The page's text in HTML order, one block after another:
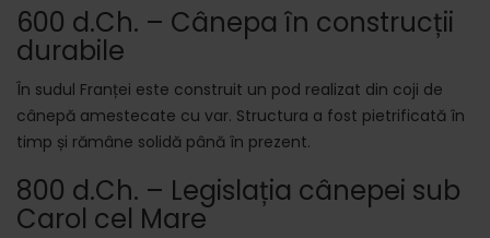
600 d.Ch. – Cânepa în construcții
durabile
În sudul Franței este construit un pod realizat din coji de
cânepă amestecate cu var. Structura a fost pietrificată în
timp și rămâne solidă până în prezent.
800 d.Ch. – Legislația cânepei sub
Carol cel Mare